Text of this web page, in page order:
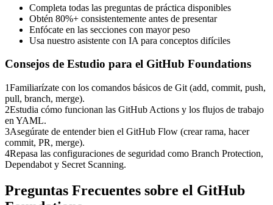
Completa todas las preguntas de práctica disponibles
Obtén 80%+ consistentemente antes de presentar
Enfócate en las secciones con mayor peso
Usa nuestro asistente con IA para conceptos difíciles
Consejos de Estudio para el GitHub Foundations
1Familiarízate con los comandos básicos de Git (add, commit, push,
pull, branch, merge).
2Estudia cómo funcionan las GitHub Actions y los flujos de trabajo
en YAML.
3Asegúrate de entender bien el GitHub Flow (crear rama, hacer
commit, PR, merge).
4Repasa las configuraciones de seguridad como Branch Protection,
Dependabot y Secret Scanning.
Preguntas Frecuentes sobre el GitHub